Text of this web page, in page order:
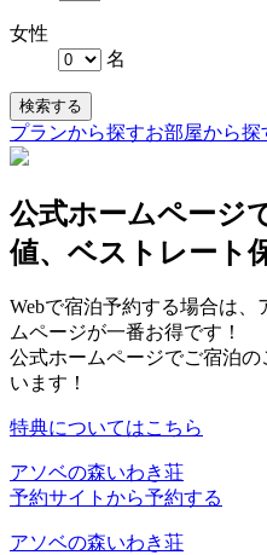
女性
名
検索する
プランから探すお部屋から探
公式ホームページ
値、ベストレート
Webで宿泊予約する場合は
ムページが一番お得です！
公式ホームページでご宿泊
います！
特典についてはこちら
アソベの森いわき荘
予約サイトから予約する
アソベの森いわき荘